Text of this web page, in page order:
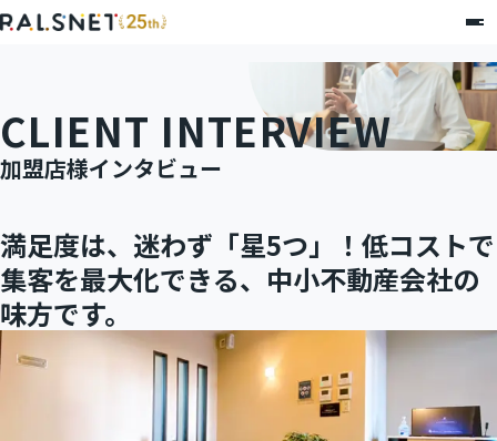
加盟店様インタビュー
CLIENT INTERVIEW
満足度は、迷わず「星5つ」！低コストで
集客を最大化できる、中小不動産会社の
味方です。